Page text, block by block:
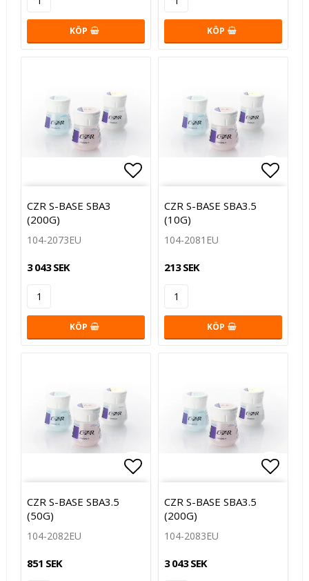
KÖP KÖP
Lägg till i favoritlistan
CZR S-BASE SBA3
(200G)
104-2073EU
3 043 SEK
KÖP
CZR S-BASE SBA3.5
(10G)
104-2081EU
213 SEK
KÖP
Lägg till i favoritlistan
CZR S-BASE SBA3.5
(50G)
104-2082EU
851 SEK
CZR S-BASE SBA3.5
(200G)
104-2083EU
3 043 SEK